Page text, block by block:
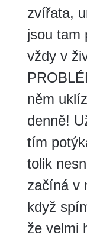
zvířata,
jsou tam
vždy v
něm
denně!
tím
tolik
začíná v
když
že velmi